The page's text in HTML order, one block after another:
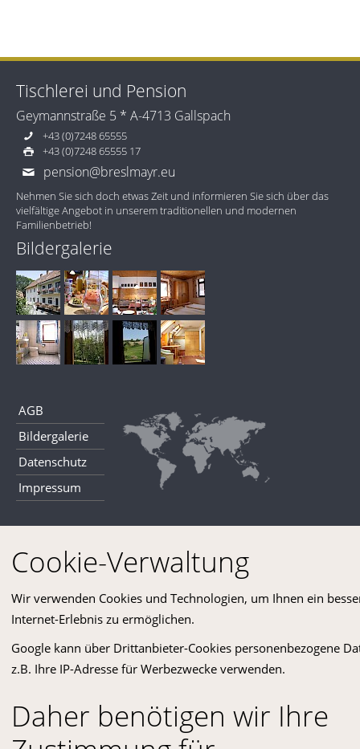
Tischlerei und Pension
Geymannstraße 5 * A-4713 Gallspach
+43 (0)7248 65555
+43 (0)7248 65555 17
pension@breslmayr.eu
Nehmen Sie sich doch etwas Zeit und informieren Sie sich über das
vielfältige Angebot in unserem traditionellen und modernen
Familienbetrieb!
Bildergalerie
AGB
Bildergalerie
Datenschutz
Impressum
Tischlerei & Pension Breslmayr
Cookie-Verwaltung
Wir verwenden Cookies und Technologien, um Ihnen ein
Internet-Erlebnis zu ermöglichen.
Google kann über Drittanbieter-Cookies personenbezogene
z.B. Ihre IP-Adresse für Werbezwecke verwenden.
Daher benötigen wir Ihre